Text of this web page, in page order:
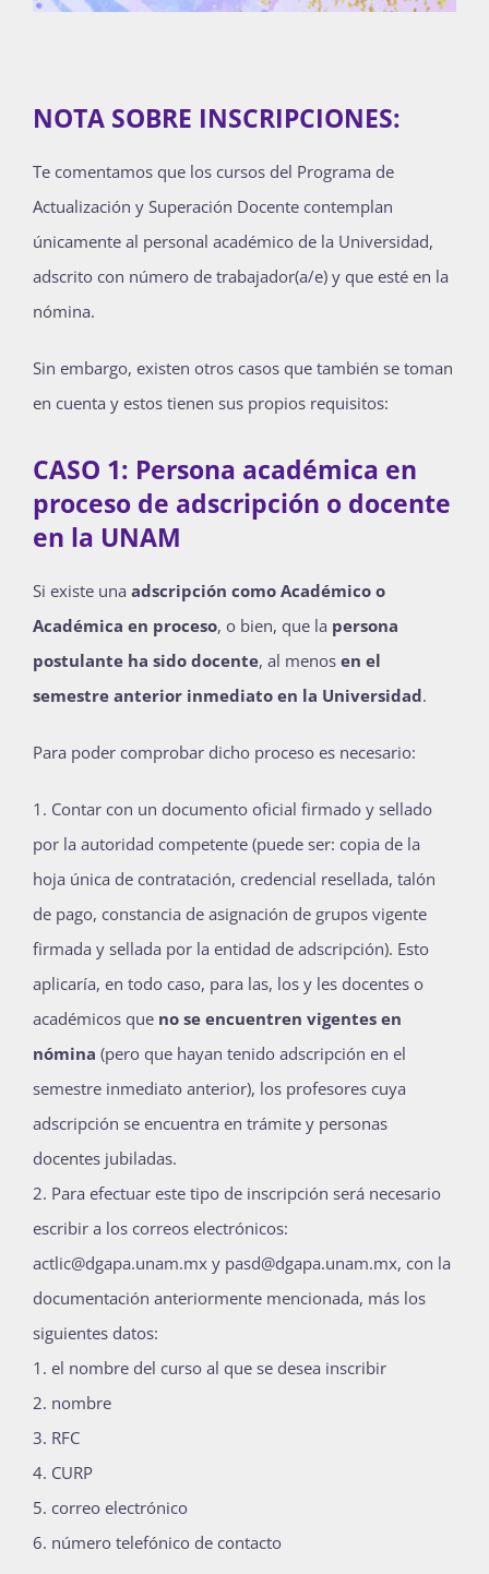
NOTA SOBRE INSCRIPCIONES:
Te comentamos que los cursos del Programa de
Actualización y Superación Docente contemplan
únicamente al personal académico de la Universidad,
adscrito con número de trabajador(a/e) y que esté en la
nómina.
Sin embargo, existen otros casos que también se toman
en cuenta y estos tienen sus propios requisitos:
CASO 1: Persona académica en
proceso de adscripción o docente
en la UNAM
Si existe una adscripción como Académico o
Académica en proceso, o bien, que la persona
postulante ha sido docente, al menos en el
semestre anterior inmediato en la Universidad.
Para poder comprobar dicho proceso es necesario:
Contar con un documento oficial firmado y sellado
por la autoridad competente (puede ser: copia de la
hoja única de contratación, credencial resellada, talón
de pago, constancia de asignación de grupos vigente
firmada y sellada por la entidad de adscripción). Esto
aplicaría, en todo caso, para las, los y les docentes o
académicos que no se encuentren vigentes en
nómina (pero que hayan tenido adscripción en el
semestre inmediato anterior), los profesores cuya
adscripción se encuentra en trámite y personas
docentes jubiladas.
Para efectuar este tipo de inscripción será necesario
escribir a los correos electrónicos:
actlic@dgapa.unam.mx y pasd@dgapa.unam.mx, con la
documentación anteriormente mencionada, más los
siguientes datos:
el nombre del curso al que se desea inscribir
nombre
RFC
CURP
correo electrónico
número telefónico de contacto